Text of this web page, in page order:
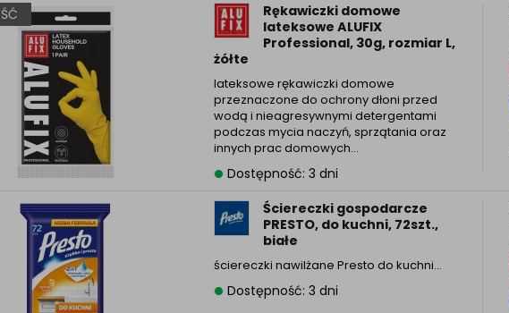
Rękawiczki domowe
lateksowe ALUFIX
Professional, 30g, rozmiar L,
żółte
lateksowe rękawiczki domowe
przeznaczone do ochrony dłoni przed
wodą i nieagresywnymi detergentami
podczas mycia naczyń, sprzątania oraz
innych prac domowych…
Dostępność: 3 dni
Ściereczki gospodarcze
PRESTO, do kuchni, 72szt.,
białe
ściereczki nawilżane Presto do kuchni…
Dostępność: 3 dni